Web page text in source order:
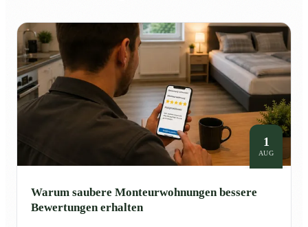
1
AUG
Warum saubere Monteurwohnungen bessere
Bewertungen erhalten